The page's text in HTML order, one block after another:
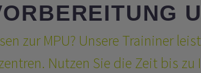
zur MPU? Unsere Traininer
Nutzen Sie die Zeit bis zu